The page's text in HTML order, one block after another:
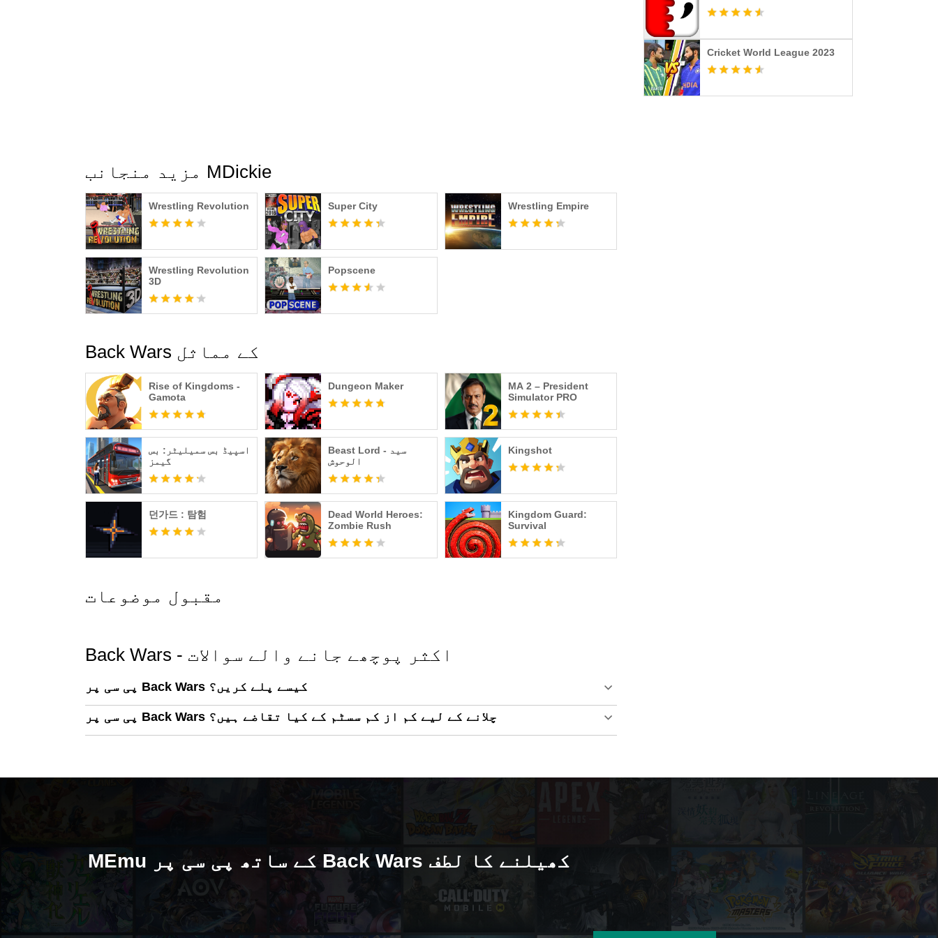
مزید منجانب MDickie
Wrestling Revolution Super City Wrestling Empire
Wrestling Revolution
3D
Popscene
Back Wars کے مماثل
Rise of Kingdoms -
Gamota
Dungeon Maker
MA 2 – President
Simulator PRO
اسپیڈ بس سمیلیٹر: بس
گیمز
Beast Lord - سيد
الوحوش
Kingshot
던가드 : 탐험
Dead World Heroes:
Zombie Rush
Kingdom Guard:
Survival
مقبول موضوعات
Back Wars - اکثر پوچھے جانے والے سوالات
پی سی پر Back Wars کیسے پلے کریں؟
پی سی پر Back Wars چلانے کے لیے کم از کم سسٹم کے کیا تقاضے ہیں؟
Cricket World League 2023
MEmu کے ساتھ پی سی پر Back Wars کھیلنے کا لطف